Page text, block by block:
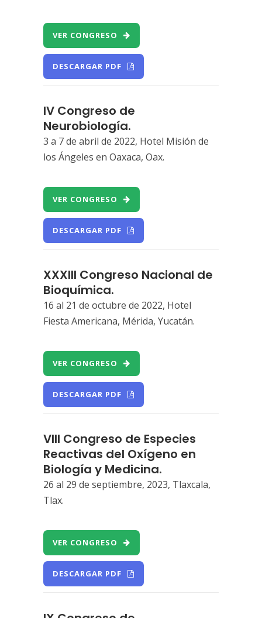
VER CONGRESO
DESCARGAR PDF
IV Congreso de
Neurobiología.
3 a 7 de abril de 2022, Hotel Misión de
los Ángeles en Oaxaca, Oax.
VER CONGRESO
DESCARGAR PDF
XXXIII Congreso Nacional de
Bioquímica.
16 al 21 de octubre de 2022, Hotel
Fiesta Americana, Mérida, Yucatán.
VER CONGRESO
DESCARGAR PDF
VIII Congreso de Especies
Reactivas del Oxígeno en
Biología y Medicina.
26 al 29 de septiembre, 2023, Tlaxcala,
Tlax.
VER CONGRESO
DESCARGAR PDF